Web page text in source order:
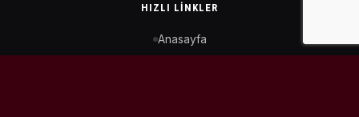
HIZLI LINKLER
Anasayfa